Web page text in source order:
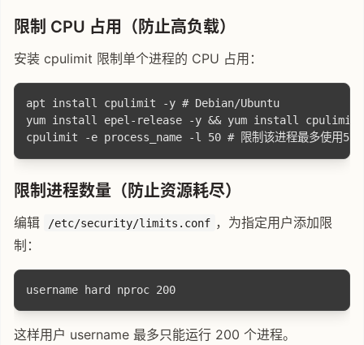
限制 CPU 占用（防止高负载）
安装 cpulimit 限制单个进程的 CPU 占用：
apt install cpulimit -y # Debian/Ubuntu
yum install epel-release -y && yum install cpulimit -
限制进程数量（防止资源耗尽）
编辑 /etc/security/limits.conf ，为指定用户添加限
制：
这样用户 username 最多只能运行 200 个进程。